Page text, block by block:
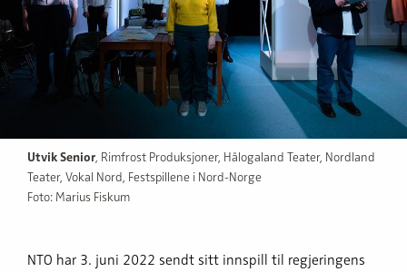
Utvik Senior, Rimfrost Produksjoner, Hålogaland Teater, Nordland
Teater, Vokal Nord, Festspillene i Nord-Norge
Foto: Marius Fiskum
NTO har 3. juni 2022 sendt sitt innspill til regjeringens